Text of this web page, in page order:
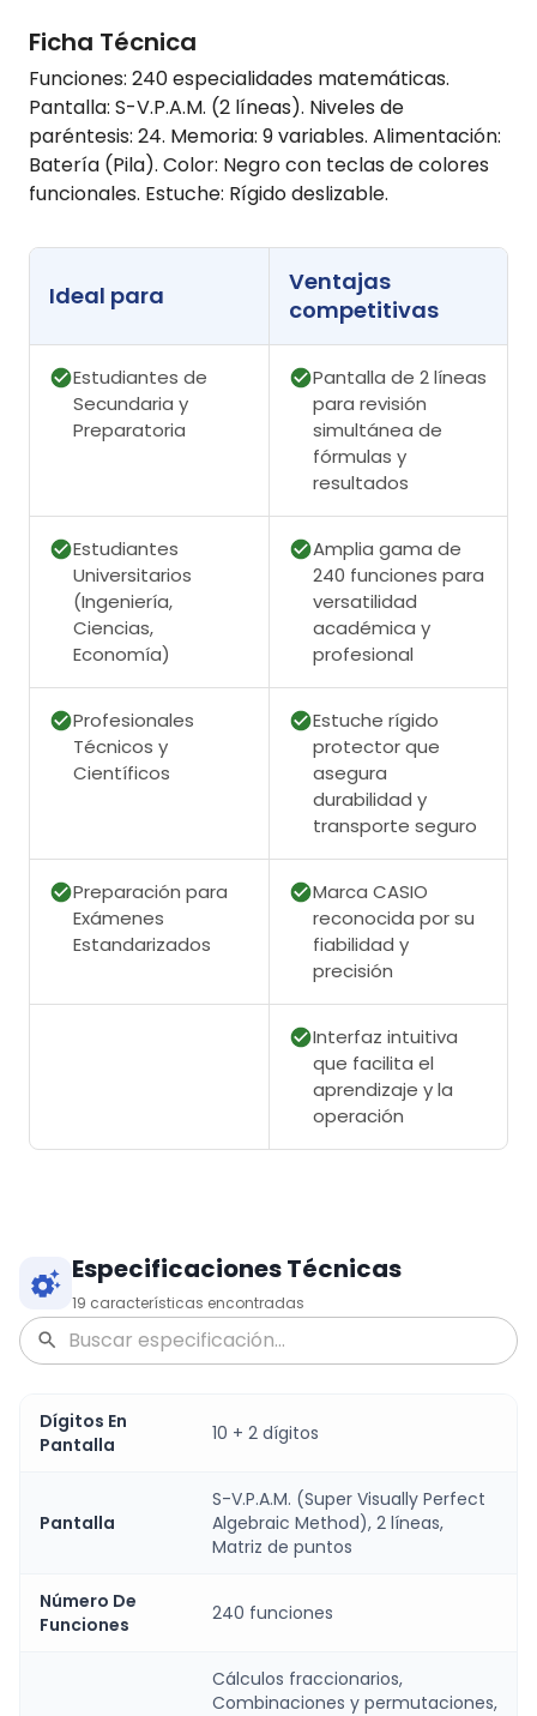
Ficha Técnica
Funciones: 240 especialidades matemáticas.
Pantalla: S-V.P.A.M. (2 líneas). Niveles de
paréntesis: 24. Memoria: 9 variables. Alimentación:
Batería (Pila). Color: Negro con teclas de colores
funcionales. Estuche: Rígido deslizable.
Ideal para
Ventajas
competitivas
Estudiantes de
Secundaria y
Preparatoria
Pantalla de 2 líneas
para revisión
simultánea de
fórmulas y
resultados
Estudiantes
Universitarios
(Ingeniería,
Ciencias,
Economía)
Amplia gama de
240 funciones para
versatilidad
académica y
profesional
Profesionales
Técnicos y
Científicos
Estuche rígido
protector que
asegura
durabilidad y
transporte seguro
Preparación para
Exámenes
Estandarizados
Marca CASIO
reconocida por su
fiabilidad y
precisión
Interfaz intuitiva
que facilita el
aprendizaje y la
operación
Especificaciones Técnicas
19 características encontradas
Dígitos En
Pantalla
10 + 2 dígitos
Pantalla
S-V.P.A.M. (Super Visually Perfect
Algebraic Method), 2 líneas,
Matriz de puntos
Número De
Funciones
240 funciones
Cálculos fraccionarios,
Combinaciones y permutaciones,